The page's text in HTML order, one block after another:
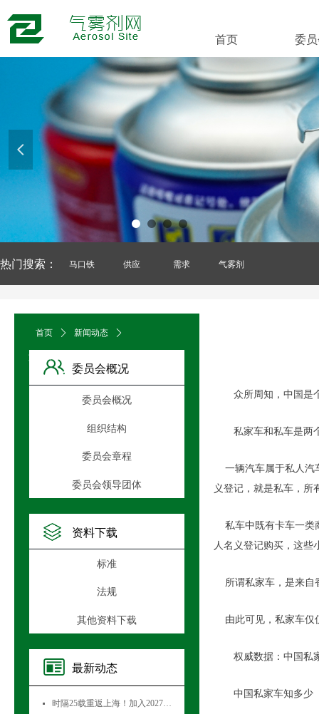
넳
首页 委
热门搜索： 马口铁 供应 需求 气雾剂
众所周知，中国是个
私家车和私车是两
一辆汽车属于私人汽
义登记，就是私车，所
私车中既有卡车一类
人名义登记购买，这些
所谓私家车，是来自
由此可见，私家车仅
权威数据：中国私
中国私家车知多少
首页 ꄲ 新闻动态 ꄲ
文章详情页
委员会概况
委员会概况
组织结构
委员会章程
委员会领导团体
资料下载
标准
法规
其他资料下载
最新动态
넷 时隔25载重返上海！加入2027国际气雾剂与金属容器展览会，直面30,000+全球买家！